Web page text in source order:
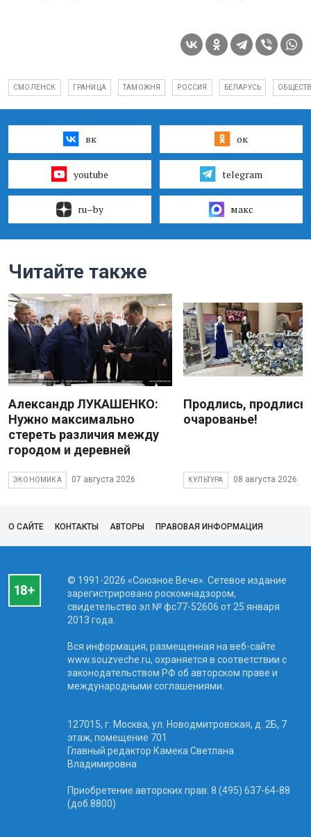
СМОЛЕНСК ГРАНИЦА ТАМОЖНЯ РОССИЯ БЕЛАРУСЬ
вк ок
youtube telegram
ru–by макс
Читайте также
Александр ЛУКАШЕНКО:
Нужно максимально
стереть различия между
городом и деревней
ЭКОНОМИКА 07 августа 2026
Продлись, продлись
очарованье!
КУЛЬТУРА 08 августа 2026
О САЙТЕ КОНТАКТЫ АВТОРЫ ПРАВОВАЯ ИНФОРМАЦИЯ
© 1991-2026 «Союзное Вече». Сетевое издание
зарегистрировано роскомнадзором,
свидетельство эл № фc77-52606 от 25 января
2013 года.
Вся информация, размещенная на веб-сайте
www.souzveche.ru, охраняется в соответствии с
законодательством РФ об авторском праве и
международными соглашениями.
127015, г. Москва, ул. Новодмитровская, д. 2Б, 7
этаж, помещение 701
Главный редактор Камека Светлана
Владимировна
Приобретение авторских прав: 8 (495) 637-64-88
(доб.8800)